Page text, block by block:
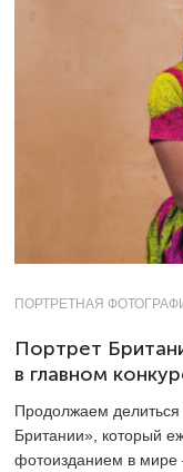
ПОРТРЕТНАЯ
Портрет
в главном
Продолжаем делиться
Британии», который
фотоизданием в